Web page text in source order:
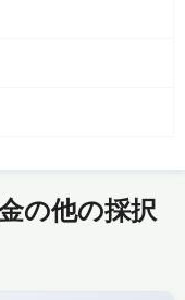
の他の採択